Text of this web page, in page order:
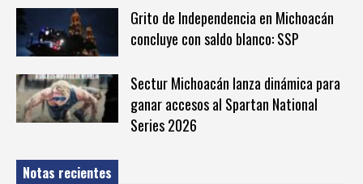
Grito de Independencia en Michoacán
concluye con saldo blanco: SSP
Sectur Michoacán lanza dinámica para
ganar accesos al Spartan National
Series 2026
Notas recientes